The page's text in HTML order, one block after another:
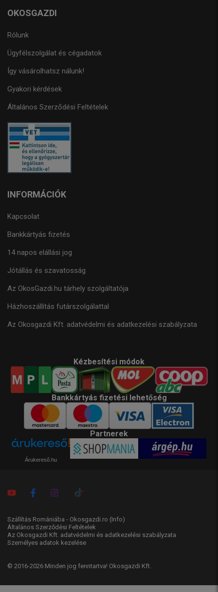
OKOSGAZDI
Rólunk
Ügyfélszolgálat és cégadatok
Így vásárolhatsz nálunk!
Gyakori kérdések
Általános Szerződési Feltételek
INFORMÁCIÓK
Kapcsolat
Bankkártyás fizetés
14 napos elállási jog
Jótállás és szavatosság
Az OkosGazdi.hu tárhely szolgáltatója
Házhoszállítás futárszolgálattal
Az Okosgazdi Kft. adatvédelmi és adatkezelési szabályzata
Kézbesítési módok
Bankkártyás fizetési lehetőség
Partnerek
Árukereső.hu
Szállítás Romániába - Okosgazdi.ro (Info)
Általános Szerződési Feltételek
Az Okosgazdi Kft. adatvédelmi és adatkezelési szabályzata
Személyes adatok kezelése
© 2016-2026 Minden jog fenntartva! Okosgazdi Kft.